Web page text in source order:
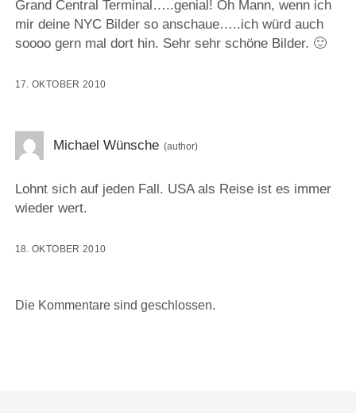
Grand Central Terminal…..genial! Oh Mann, wenn ich
mir deine NYC Bilder so anschaue…..ich würd auch
soooo gern mal dort hin. Sehr sehr schöne Bilder. 🙂
17. OKTOBER 2010
Michael Wünsche
Lohnt sich auf jeden Fall. USA als Reise ist es immer
wieder wert.
18. OKTOBER 2010
Die Kommentare sind geschlossen.